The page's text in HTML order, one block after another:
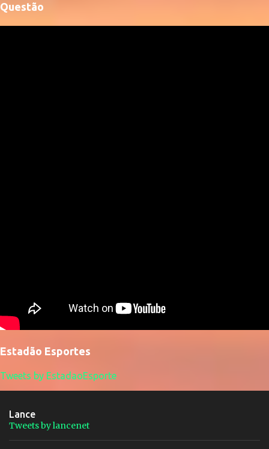
Questão
Estadão Esportes
Tweets by EstadaoEsporte
Lance
Tweets by lancenet